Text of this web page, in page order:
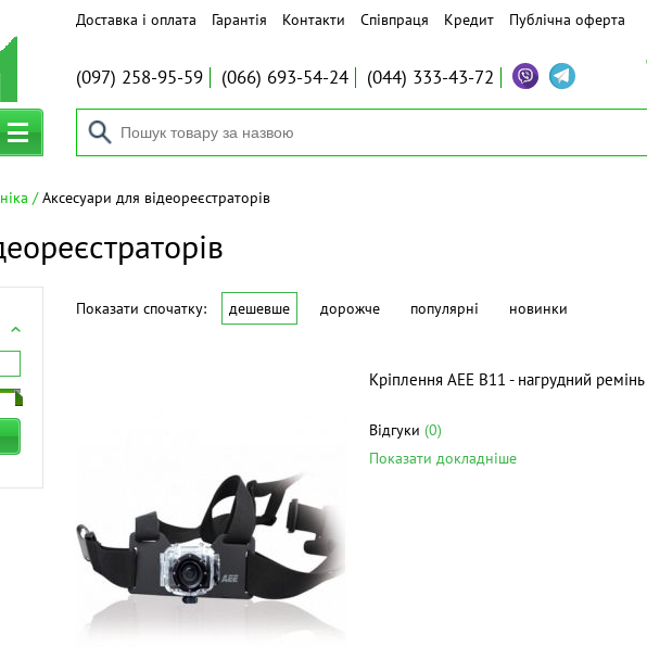
Доставка і оплата Гарантія Контакти Співпраця Кредит Публічна оферта
(097) 258-95-59 (066) 693-54-24 (044) 333-43-72
Аксесуари для відеореєстраторів
Показати спочатку: дешевше дорожче популярні новинки
Кріплення AEE B11 - нагрудний ремінь
Відгуки (0)
Показати докладніше